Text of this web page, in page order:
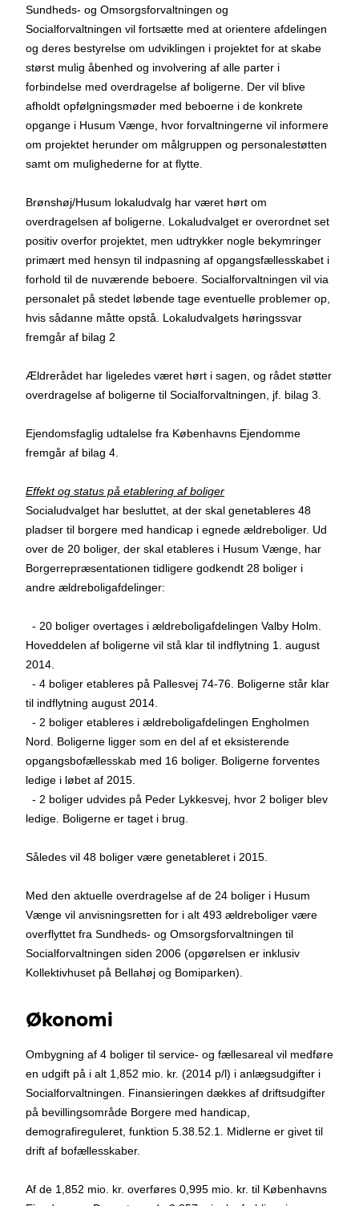
Sundheds- og Omsorgsforvaltningen og
Socialforvaltningen vil fortsætte med at orientere afdelingen
og deres bestyrelse om udviklingen i projektet for at skabe
størst mulig åbenhed og involvering af alle parter i
forbindelse med overdragelse af boligerne. Der vil blive
afholdt opfølgningsmøder med beboerne i de konkrete
opgange i Husum Vænge, hvor forvaltningerne vil informere
om projektet herunder om målgruppen og personalestøtten
samt om mulighederne for at flytte.
Brønshøj/Husum lokaludvalg har været hørt om
overdragelsen af boligerne. Lokaludvalget er overordnet set
positiv overfor projektet, men udtrykker nogle bekymringer
primært med hensyn til indpasning af opgangsfællesskabet i
forhold til de nuværende beboere. Socialforvaltningen vil via
personalet på stedet løbende tage eventuelle problemer op,
hvis sådanne måtte opstå. Lokaludvalgets høringssvar
fremgår af bilag 2
Ældrerådet har ligeledes været hørt i sagen, og rådet støtter
overdragelse af boligerne til Socialforvaltningen, jf. bilag 3.
Ejendomsfaglig udtalelse fra Københavns Ejendomme
fremgår af bilag 4.
Effekt og status på etablering af boliger
Socialudvalget har besluttet, at der skal genetableres 48
pladser til borgere med handicap i egnede ældreboliger. Ud
over de 20 boliger, der skal etableres i Husum Vænge, har
Borgerrepræsentationen tidligere godkendt 28 boliger i
andre ældreboligafdelinger:
- 20 boliger overtages i ældreboligafdelingen Valby Holm.
Hoveddelen af boligerne vil stå klar til indflytning 1. august
2014.
- 4 boliger etableres på Pallesvej 74-76. Boligerne står klar
til indflytning august 2014.
- 2 boliger etableres i ældreboligafdelingen Engholmen
Nord. Boligerne ligger som en del af et eksisterende
opgangsbofællesskab med 16 boliger. Boligerne forventes
ledige i løbet af 2015.
- 2 boliger udvides på Peder Lykkesvej, hvor 2 boliger blev
ledige. Boligerne er taget i brug.
Således vil 48 boliger være genetableret i 2015.
Med den aktuelle overdragelse af de 24 boliger i Husum
Vænge vil anvisningsretten for i alt 493 ældreboliger være
overflyttet fra Sundheds- og Omsorgsforvaltningen til
Socialforvaltningen siden 2006 (opgørelsen er inklusiv
Kollektivhuset på Bellahøj og Bomiparken).
Økonomi
Ombygning af 4 boliger til service- og fællesareal vil medføre
en udgift på i alt 1,852 mio. kr. (2014 p/l) i anlægsudgifter i
Socialforvaltningen. Finansieringen dækkes af driftsudgifter
på bevillingsområde Borgere med handicap,
demografireguleret, funktion 5.38.52.1. Midlerne er givet til
drift af bofællesskaber.
Af de 1,852 mio. kr. overføres 0,995 mio. kr. til Københavns